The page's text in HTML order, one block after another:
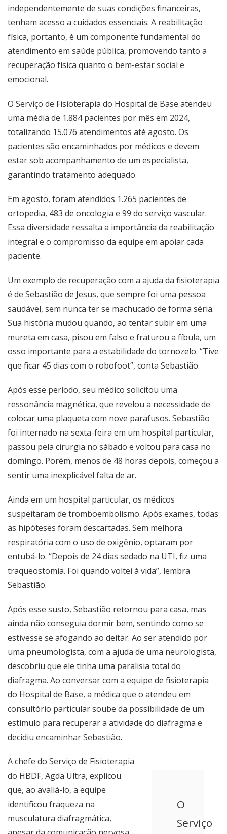
independentemente de suas condições financeiras,
tenham acesso a cuidados essenciais. A reabilitação
física, portanto, é um componente fundamental do
atendimento em saúde pública, promovendo tanto a
recuperação física quanto o bem-estar social e
emocional.
O Serviço de Fisioterapia do Hospital de Base atendeu
uma média de 1.884 pacientes por mês em 2024,
totalizando 15.076 atendimentos até agosto. Os
pacientes são encaminhados por médicos e devem
estar sob acompanhamento de um especialista,
garantindo tratamento adequado.
Em agosto, foram atendidos 1.265 pacientes de
ortopedia, 483 de oncologia e 99 do serviço vascular.
Essa diversidade ressalta a importância da reabilitação
integral e o compromisso da equipe em apoiar cada
paciente.
Um exemplo de recuperação com a ajuda da fisioterapia
é de Sebastião de Jesus, que sempre foi uma pessoa
saudável, sem nunca ter se machucado de forma séria.
Sua história mudou quando, ao tentar subir em uma
mureta em casa, pisou em falso e fraturou a fíbula, um
osso importante para a estabilidade do tornozelo. “Tive
que ficar 45 dias com o robofoot”, conta Sebastião.
Após esse período, seu médico solicitou uma
ressonância magnética, que revelou a necessidade de
colocar uma plaqueta com nove parafusos. Sebastião
foi internado na sexta-feira em um hospital particular,
passou pela cirurgia no sábado e voltou para casa no
domingo. Porém, menos de 48 horas depois, começou a
sentir uma inexplicável falta de ar.
Ainda em um hospital particular, os médicos
suspeitaram de tromboembolismo. Após exames, todas
as hipóteses foram descartadas. Sem melhora
respiratória com o uso de oxigênio, optaram por
entubá-lo. “Depois de 24 dias sedado na UTI, fiz uma
traqueostomia. Foi quando voltei à vida”, lembra
Sebastião.
Após esse susto, Sebastião retornou para casa, mas
ainda não conseguia dormir bem, sentindo como se
estivesse se afogando ao deitar. Ao ser atendido por
uma pneumologista, com a ajuda de uma neurologista,
descobriu que ele tinha uma paralisia total do
diafragma. Ao conversar com a equipe de fisioterapia
do Hospital de Base, a médica que o atendeu em
consultório particular soube da possibilidade de um
estímulo para recuperar a atividade do diafragma e
decidiu encaminhar Sebastião.
O
Serviço
A chefe do Serviço de Fisioterapia
do HBDF, Agda Ultra, explicou
que, ao avaliá-lo, a equipe
identificou fraqueza na
musculatura diafragmática,